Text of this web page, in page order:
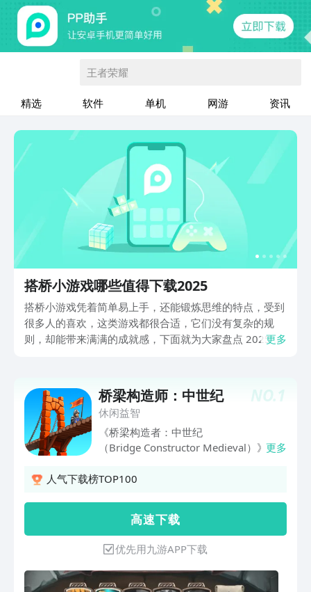
王者荣耀
精选 软件 单机 网游 资讯
搭桥小游戏哪些值得下载2025
搭桥小游戏凭着简单易上手，还能锻炼思维的特点，受到
很多人的喜欢，这类游戏都很合适，它们没有复杂的规
则，却能带来满满的成就感，下面就为大家盘点 2025 年
更多
NO.1
桥梁构造师：中世纪
休闲益智
《桥梁构造者：中世纪
（Bridge Constructor Medieval）》是
界，到骑士和城堡的时代。建造坚固的桥
入桥下的深渊。在全新的40个关卡之
下，即便您有加农炮亦不能保证全身而
退。用封闭式的桥梁和坚固的支柱来保护
您的步兵和马车。您总共可以使用五种材
料建造属于您的完美桥梁：木材，重型木
更多
人气下载榜TOP100
高 速 下 载
优先用九游APP下载